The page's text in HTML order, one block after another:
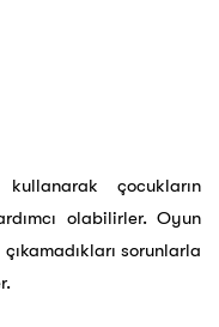
çocukların
olabilirler. Oyun
sorunlarla